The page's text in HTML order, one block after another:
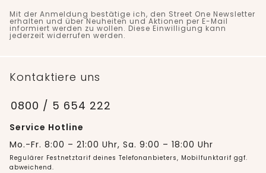
Mit der Anmeldung bestätige ich, den Street One Newsletter
erhalten und über Neuheiten und Aktionen per E-Mail
informiert werden zu wollen. Diese Einwilligung kann
jederzeit widerrufen werden.
Kontaktiere uns
0800 / 5 654 222
Service Hotline
Mo.-Fr. 8:00 – 21:00 Uhr, Sa. 9:00 – 18:00 Uhr
Regulärer Festnetztarif deines Telefonanbieters, Mobilfunktarif ggf.
abweichend.